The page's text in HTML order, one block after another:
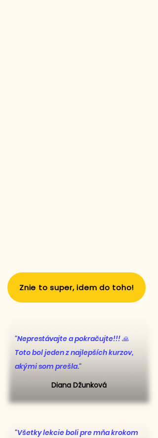
Znie to super, idem do toho!
"Neprestávajte a pokračujte!!! 🙏
Toto bol jeden z najlepších kurzov,
akými som prešla."
Diana Džunková
"Všetky lekcie boli pre mňa krokom